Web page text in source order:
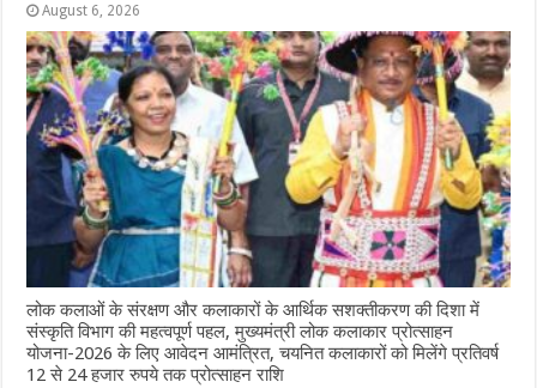
August 6, 2026
लोक कलाओं के संरक्षण और कलाकारों के आर्थिक सशक्तीकरण की दिशा में
संस्कृति विभाग की महत्वपूर्ण पहल, मुख्यमंत्री लोक कलाकार प्रोत्साहन
योजना-2026 के लिए आवेदन आमंत्रित, चयनित कलाकारों को मिलेंगे प्रतिवर्ष
12 से 24 हजार रुपये तक प्रोत्साहन राशि